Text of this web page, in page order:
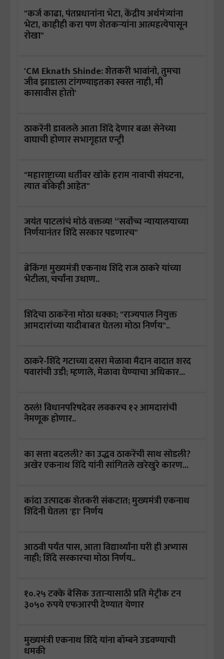
"कर्ज काढा, पंतप्रधानांना भेटा, केंद्रीय अर्थमंत्र्यांना
भेटा, काहीही करा पण शेतकऱ्यांना आत्महत्येपासून
रोखा"
'CM Eknath Shinde: शेतकरी भावांनो, तुमचा
जीव झाडाला टांगण्याइतका स्वस्त नाही, मी
कासावीस होतो'
ठाकरेंनी डावलले आता शिंदे देणार बळ! सेनेच्या
वाघाची होणार सभागृहात एन्ट्री
"महाराष्ट्राच्या धर्तीवर खोके हराम नावाची संघटना,
त्यात बोकेही आहेत"
जयंत पाटलांचं मोठं वक्तव्य! “सर्वोच्च न्यायालयाच्या
निर्णयानंतर शिंदे सरकार पडणारच"
ब्रेकिंग! मुख्यमंत्री एकनाथ शिंदे राज ठाकरे यांच्या
भेटीला, चर्चांना उधाण..
शिंदेचा ठाकरेंना मोठा धक्का; "राज्यपाल नियुक्त
आमदारांच्या यादीबाबत घेतला मोठा निर्णय"..
ठाकरे-शिंदे गटाच्या दसरा मेळावा मैदान वादात शरद
पवारांची उडी; म्हणाले, मेळावा घेण्याचा अधिकार...
ठरलं! विधानपरिषदेवर लवकरच १२ आमदारांची
नेमणूक होणार..
का सत्ता बदलली? का उद्धव ठाकरेंची साथ सोडली?
अखेर एकनाथ शिंदे यांनी सांगितले खरेखुरे कारण...
कांदा उत्पादक शेतकरी संकटात; मुख्यमंत्री एकनाथ
शिंदेंनी घेतला 'हा' निर्णय
आठवी पर्यंत पास, आता विद्यार्थ्यांना घरी ही अभ्यास
नाही; शिंदे सरकारचा मोठा निर्णय..
१०.२५ टक्के बेसिक उताऱ्यासाठी प्रति मेट्रीक टन
३०५० रुपये एफआरपी देण्यात येणार
मुख्यमंत्री एकनाथ शिंदे यांना बॉम्बने उडवण्याची
धमकी